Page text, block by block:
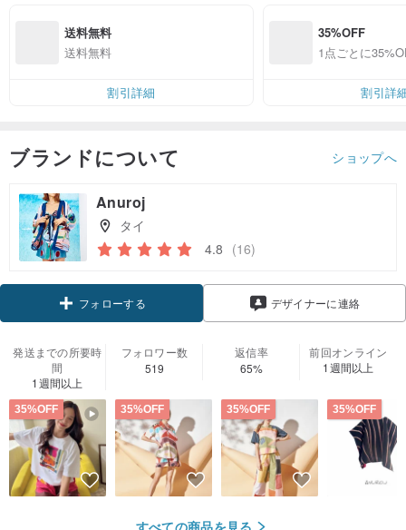
送料無料
送料無料
割引詳細
35%OFF
1点ごとに
割引詳
ブランドについて ショップへ
Anuroj
タイ
4.8 (16)
フォローする デザイナーに連絡
発送までの所要時
間
1週間以上
フォロワー数
519
返信率
65%
前回オンライン
1週間以上
35%OFF 35%OFF 35%OFF 35%OFF